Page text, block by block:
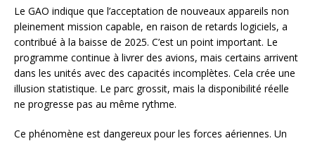
Le GAO indique que l’acceptation de nouveaux appareils non
pleinement mission capable, en raison de retards logiciels, a
contribué à la baisse de 2025. C’est un point important. Le
programme continue à livrer des avions, mais certains arrivent
dans les unités avec des capacités incomplètes. Cela crée une
illusion statistique. Le parc grossit, mais la disponibilité réelle
ne progresse pas au même rythme.
Ce phénomène est dangereux pour les forces aériennes. Un